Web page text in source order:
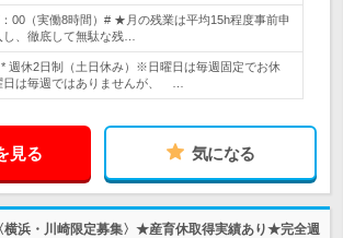
00（実働8時間）# ★月の残業は平均15h程度事前申
、徹底して無駄な残…
週休2日制（土日休み）※日曜日は毎週固定でお休
は毎週ではありませんが、 …
見る 気になる
横浜・川崎限定募集〉★産育休取得実績あり★完全週